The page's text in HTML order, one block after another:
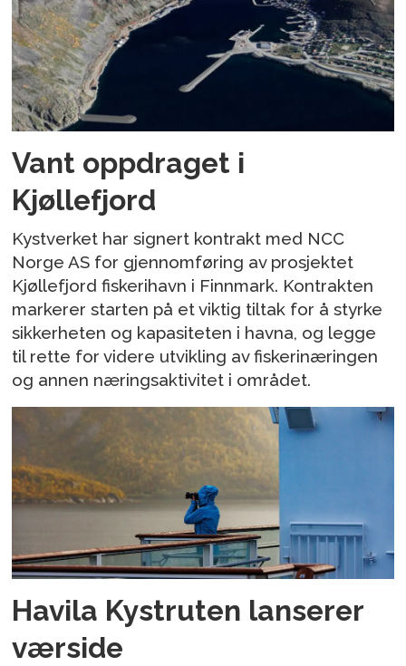
Vant oppdraget i
Kjøllefjord
Kystverket har signert kontrakt med NCC
Norge AS for gjennomføring av prosjektet
Kjøllefjord fiskerihavn i Finnmark. Kontrakten
markerer starten på et viktig tiltak for å styrke
sikkerheten og kapasiteten i havna, og legge
til rette for videre utvikling av fiskerinæringen
og annen næringsaktivitet i området.
Havila Kystruten lanserer
værside